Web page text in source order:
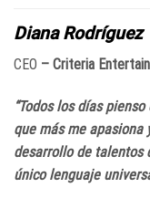
Diana Rodríguez
CEO – Criteria
“Todos los días
que más me
desarrollo de talentos
único lenguaje